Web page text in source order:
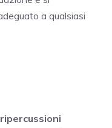
a qualsiasi
ripercussioni